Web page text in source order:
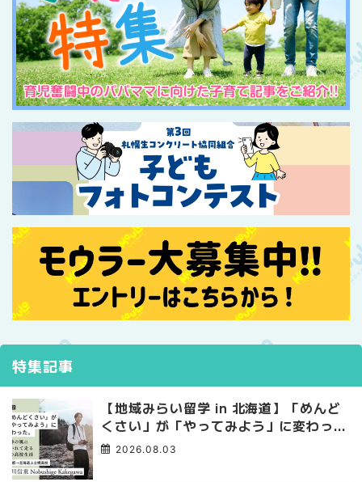
特集記事
【地域みらい留学 in 北海道】「めんど
くさい」が「やってみよう」に変わっ
た。 十勝の風に吹かれて走る、僕の泥
2026.08.03